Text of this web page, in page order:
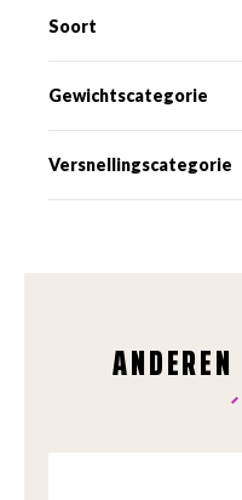
Soort
Gewichtscategorie
Versnellingscategorie